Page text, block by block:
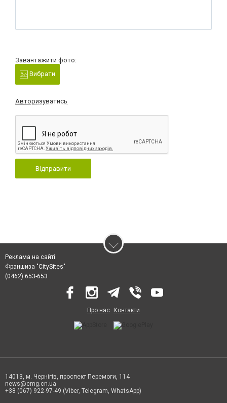
Завантажити фото:
Вибрати
Авторизуватись
Відправити
Реклама на сайті
Франшиза "CitySites"
(0462) 653-653
Про нас Контакти
14013, м. Чернігів, проспект Перемоги, 114
news@cmg.cn.ua
+38 (067) 922-97-49 (Viber, Telegram, WhatsApp)